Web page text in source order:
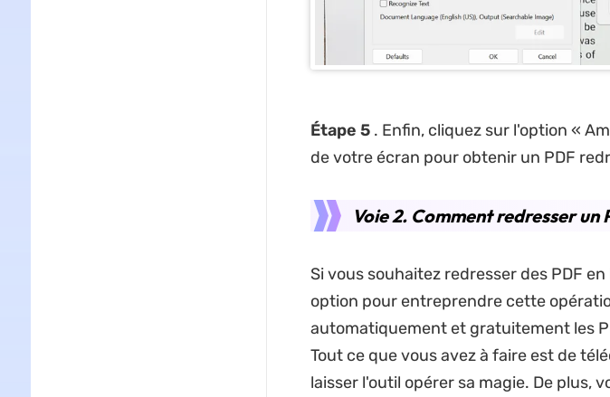
Étape 5. Enfin, cliquez sur l'option «
de votre écran pour obtenir un PDF
Voie 2. Comment redresser un
Si vous souhaitez redresser des PDF en
option pour entreprendre cette
automatiquement et gratuitement les
Tout ce que vous avez à faire est de
laisser l'outil opérer sa magie. De plus,